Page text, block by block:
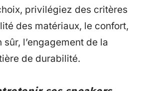
privilégiez des critères
des matériaux, le confort,
l’engagement de la
de durabilité.